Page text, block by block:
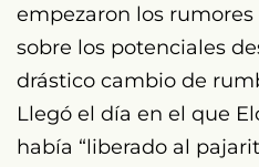
empezaron los rumores
sobre los potenciales
drástico cambio de
Llegó el día en el que
había “liberado al